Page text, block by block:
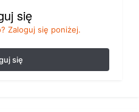
się
Zaloguj się poniżej.
się